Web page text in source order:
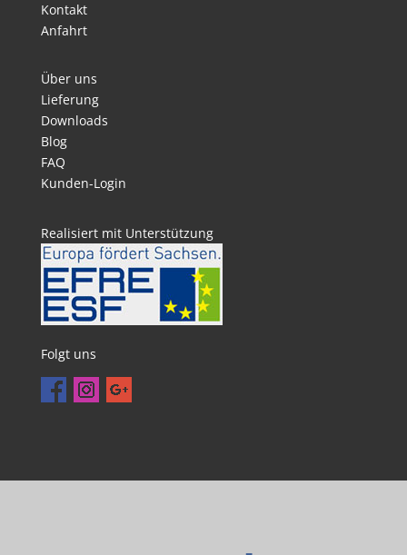
Kontakt
Anfahrt
Über uns
Lieferung
Downloads
Blog
FAQ
Kunden-Login
Realisiert mit Unterstützung
Folgt uns